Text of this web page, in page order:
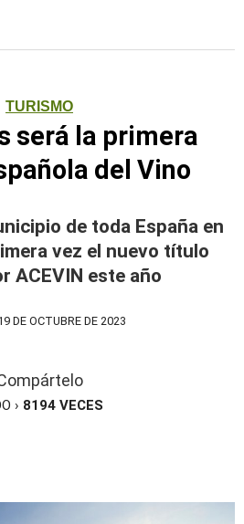
TURISMO
será la primera
del Vino
de toda España en
vez el nuevo título
ACEVIN este año
DE OCTUBRE DE 2023
› 8194 VECES